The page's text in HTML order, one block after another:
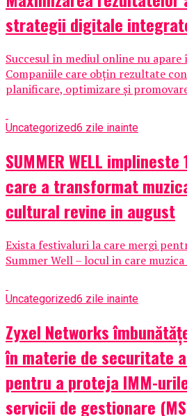
strategii digitale
Succesul în mediul online nu
Companiile care obțin rezultate
planificare, optimizare și
Uncategorized6 zile inainte
SUMMER WELL
care a transformat
cultural revine in august
Exista festivaluri la care mergi
Summer Well – locul in care
Uncategorized6 zile inainte
Zyxel Networks
în materie de securitate
pentru a proteja IMM-
servicii de gestionare